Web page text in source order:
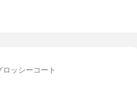
ッシーコート